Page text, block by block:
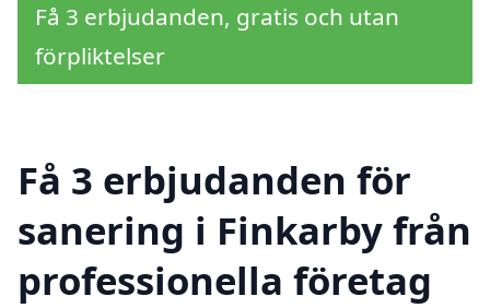
Få 3 erbjudanden, gratis och utan
förpliktelser
Få 3 erbjudanden för
sanering i Finkarby från
professionella företag